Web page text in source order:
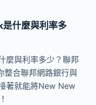
什麼與利率多
麼與利率多少？聯邦
整合聯邦網路銀行與
著就能將New New